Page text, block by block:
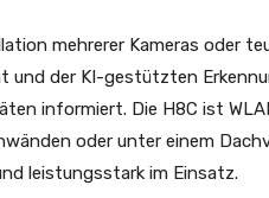
mehrerer Kameras oder
und der KI-gestützten
informiert. Die H8C ist
oder unter einem
leistungsstark im Einsatz.